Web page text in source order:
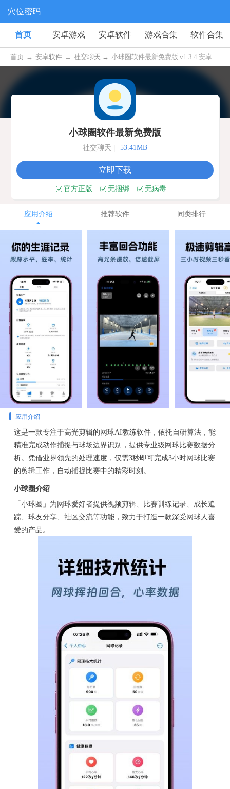
穴位密码
首页 安卓游戏 安卓软件 游戏合集 软件合集
首页 → 安卓软件 → 社交聊天 → 小球圈软件最新免费版 v1.3.4 安卓
小球圈软件最新免费版
社交聊天 53.41MB
立即下载
官方正版 无捆绑 无病毒
应用介绍 推荐软件 同类排行
应用介绍
这是一款专注于高光剪辑的网球AI教练软件，依托自研算法，能
精准完成动作捕捉与球场边界识别，提供专业级网球比赛数据分
析。凭借业界领先的处理速度，仅需3秒即可完成3小时网球比赛
的剪辑工作，自动捕捉比赛中的精彩时刻。
小球圈介绍
「小球圈」为网球爱好者提供视频剪辑、比赛训练记录、成长追
踪、球友分享、社区交流等功能，致力于打造一款深受网球人喜
爱的产品。